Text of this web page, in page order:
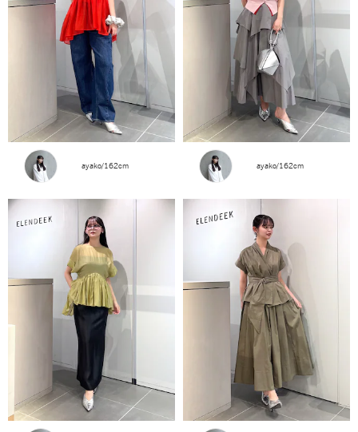
ayako/162cm ayako/162cm